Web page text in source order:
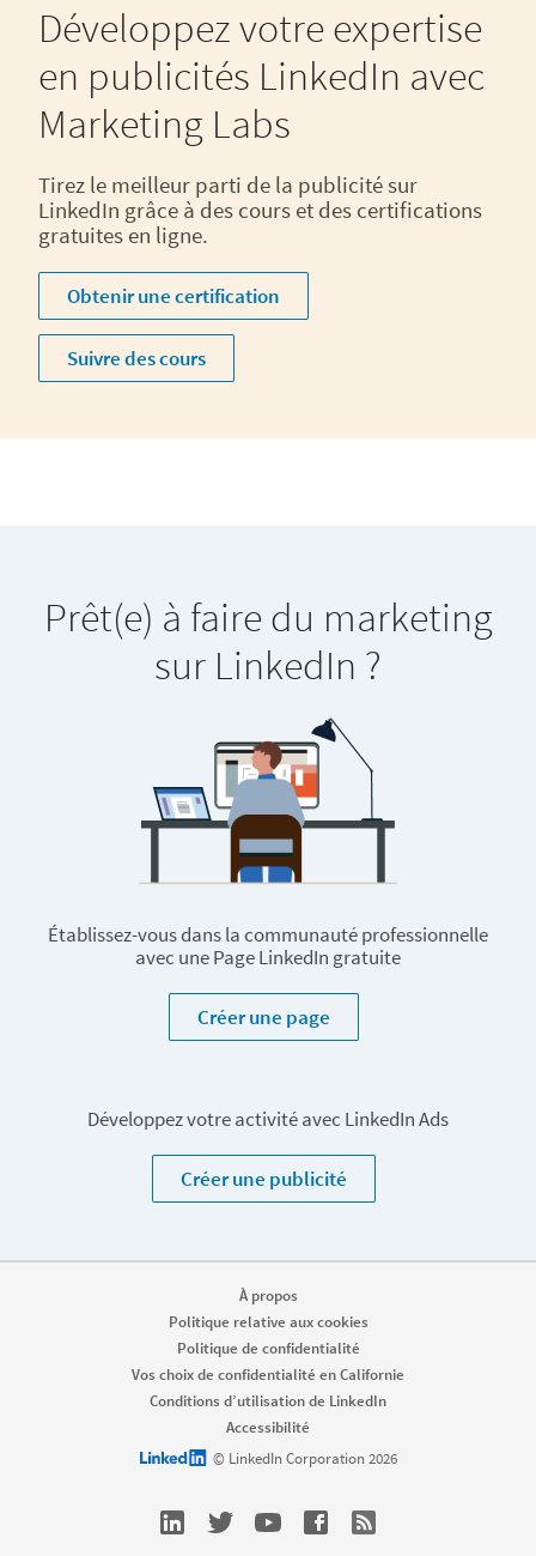
Développez votre expertise
en publicités LinkedIn avec
Marketing Labs
Tirez le meilleur parti de la publicité sur
LinkedIn grâce à des cours et des certifications
gratuites en ligne.
Obtenir une certification
Suivre des cours
Prêt(e) à faire du marketing
sur LinkedIn ?
Établissez-vous dans la communauté professionnelle
avec une Page LinkedIn gratuite
Créer une page
Développez votre activité avec LinkedIn Ads
Créer une publicité
À propos
Politique relative aux cookies
Politique de confidentialité
Vos choix de confidentialité en Californie
Conditions d’utilisation de LinkedIn
Accessibilité
LinkedIn logo© LinkedIn Corporation 2026